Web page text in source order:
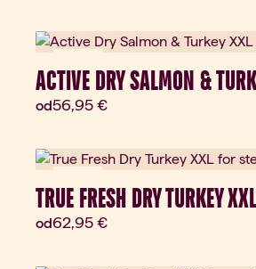
ACTIVE DRY SALMON &
odAktuálna cena:
56,95 €
TRUE FRESH DRY TURKEY
odAktuálna cena:
62,95 €